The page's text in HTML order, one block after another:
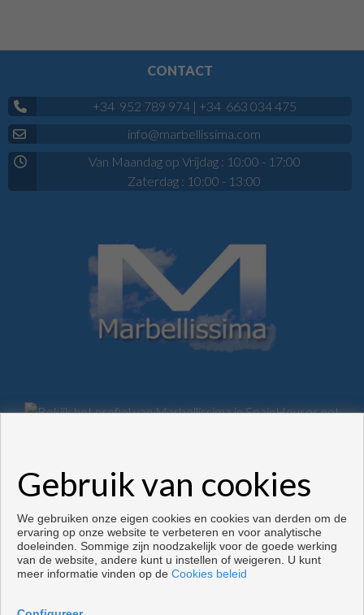
CONTACT
+34 952 789 974| +34 663 034 475
info@marbellissima.com
Van Maandag op Vrijdag : 10:00 - 17:00
Zaterdag : 10:00 - 13:00
Copyright © 2026. alle rechten voorbehouden.
Ontwikkeld door Inmoenter. Voorwaarden en privacybeleid
Privacybeleid | Cookies policy
Gebruik van cookies
We gebruiken onze eigen cookies en cookies van derden om de
ervaring op onze website te verbeteren en voor analytische
doeleinden. Sommige zijn noodzakelijk voor de goede werking
van de website, andere kunt u instellen of weigeren. U kunt
meer informatie vinden op de Cookies beleid